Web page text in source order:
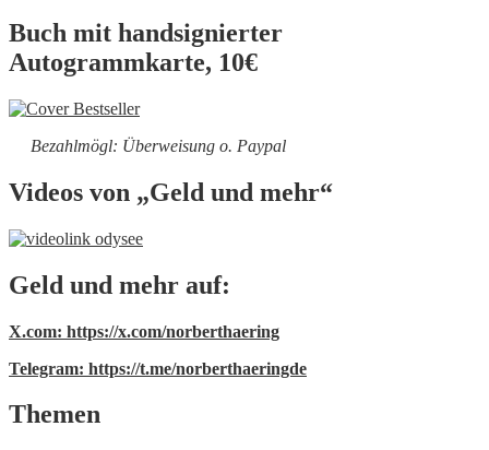
Buch mit handsignierter
Autogrammkarte, 10€
Bezahlmögl: Überweisung o. Paypal
Videos von „Geld und mehr“
Geld und mehr auf:
X.com: https://x.com/norberthaering
Telegram: https://t.me/norberthaeringde
Themen